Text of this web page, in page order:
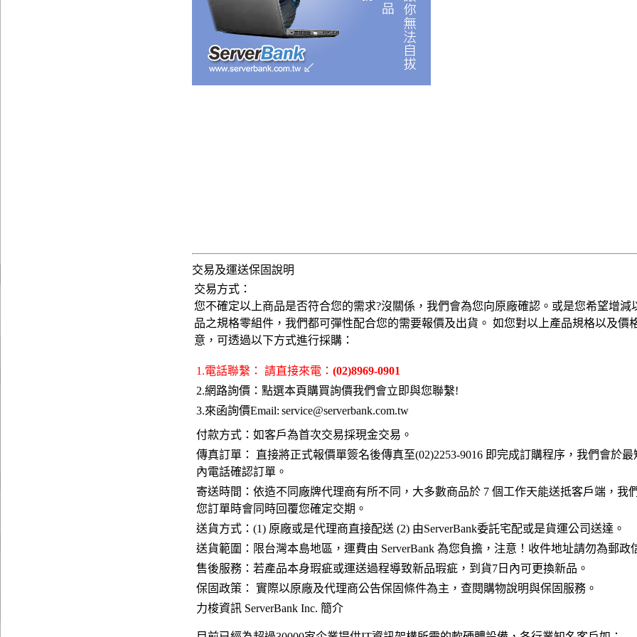
交易及運送保固說明
交易方式：
您不確定以上商品是否符合您的需求?沒關係，我們會為您向原廠確認。或是您希望增減
品之規格零組件，我們都可彈性配合您的需要報價及出貨。 如您對以上產品規格以及價
意，可透過以下方式進行採購：
1.電話聯繫： 請直接來電： (02)8969-0901
2.網路詢價：點選本頁購買詢價我們會立即與您聯繫!
3.來函詢價Email: service@serverbank.com.tw
付款方式：如客戶為首次交易採現金交易。
傳真訂單： 直接將正式報價單簽名後傳真至(02)2253-9016 即完成訂購程序，我們會於最
內電話確認訂單。
寄送時間：依造不同廠牌代理商有所不同，大多數商品於 7 個工作天能送抵客戶端，我
您訂單時會同時回覆您確定交期。
送貨方式：(1) 原廠或是代理商直接配送 (2) 由ServerBank委託宅配或是貨運公司送達。
送貨範圍：限台灣本島地區，運費由 ServerBank 為您負擔，注意！收件地址請勿為郵政
售後服務：若產品本身瑕疵或運送過程導致新品瑕疵，到貨7日內可更換新品。
保固政策： 實際以原廠及代理商公告保固條件為主，查閱購物說明與保固服務。
力梭資訊 ServerBank Inc. 簡介